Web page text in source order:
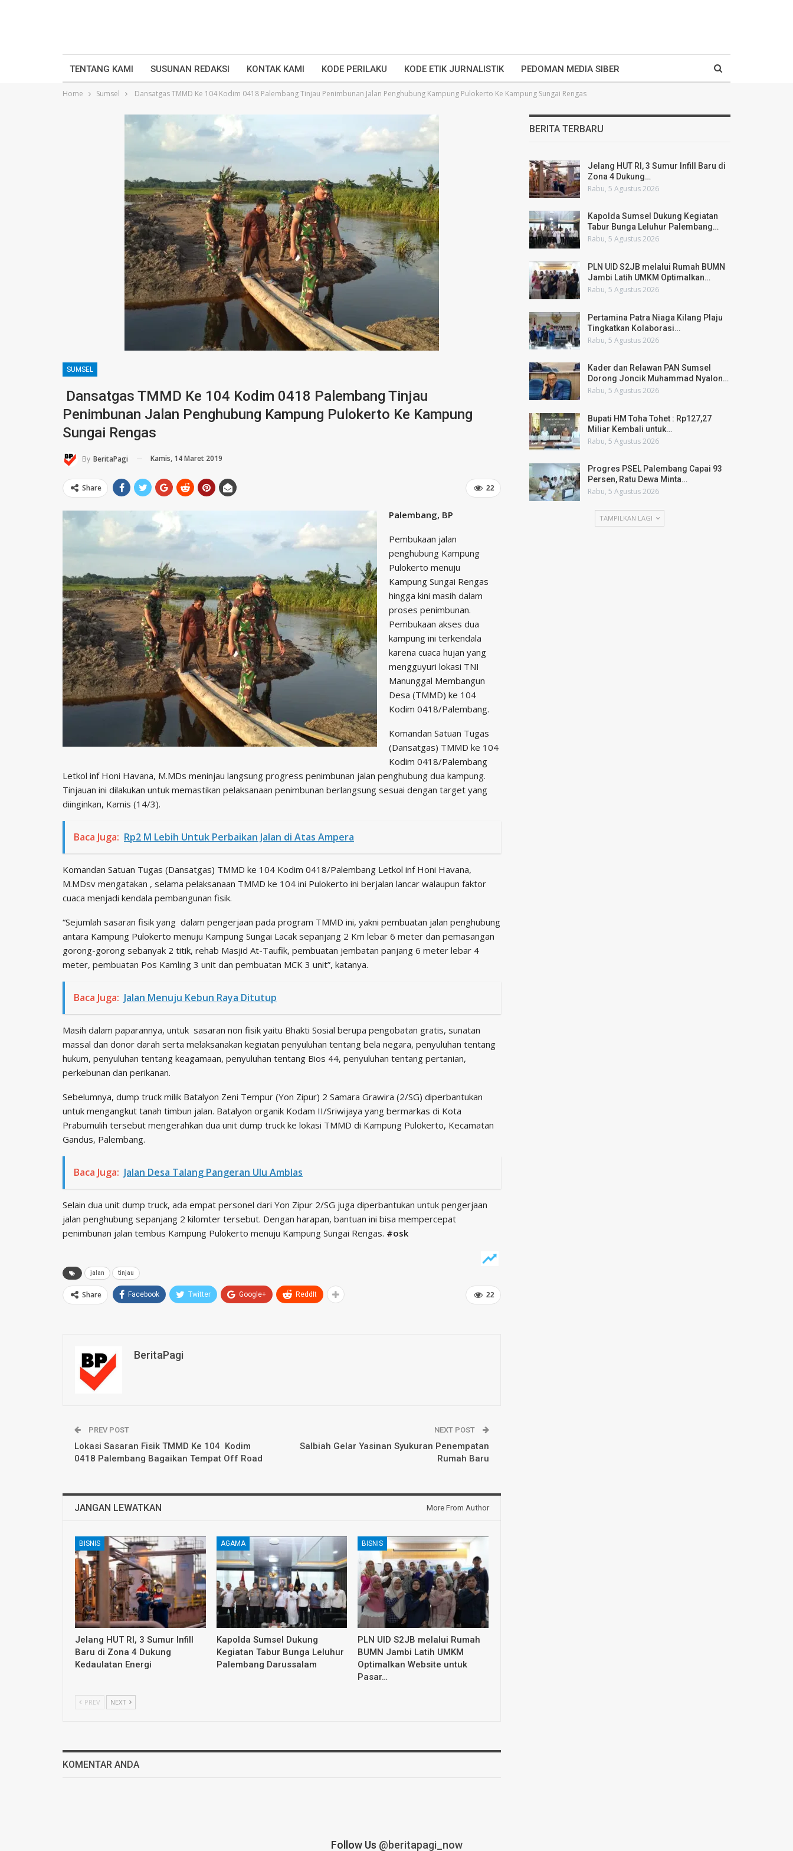
TENTANG KAMI SUSUNAN REDAKSI KONTAK KAMI KODE PERILAKU KODE ETIK JURNALISTIK PEDOMAN MEDIA SIBER
Home Sumsel Dansatgas TMMD Ke 104 Kodim 0418 Palembang Tinjau Penimbunan Jalan Penghubung Kampung Pulokerto Ke Kampung Sungai Rengas
SUMSEL
Dansatgas TMMD Ke 104 Kodim 0418 Palembang Tinjau
Penimbunan Jalan Penghubung Kampung Pulokerto Ke Kampung
Sungai Rengas
By BeritaPagi Kamis, 14 Maret 2019
22
Share
Palembang, BP
Pembukaan jalan
penghubung Kampung
Pulokerto menuju
Kampung Sungai Rengas
hingga kini masih dalam
proses penimbunan.
Pembukaan akses dua
kampung ini terkendala
karena cuaca hujan yang
mengguyuri lokasi TNI
Manunggal Membangun
Desa (TMMD) ke 104
Kodim 0418/Palembang.
Komandan Satuan Tugas
(Dansatgas) TMMD ke 104
Kodim 0418/Palembang
Letkol inf Honi Havana, M.MDs meninjau langsung progress penimbunan jalan penghubung dua kampung.
Tinjauan ini dilakukan untuk memastikan pelaksanaan penimbunan berlangsung sesuai dengan target yang
diinginkan, Kamis (14/3).
Baca Juga: Rp2 M Lebih Untuk Perbaikan Jalan di Atas Ampera
Komandan Satuan Tugas (Dansatgas) TMMD ke 104 Kodim 0418/Palembang Letkol inf Honi Havana,
M.MDsv mengatakan , selama pelaksanaan TMMD ke 104 ini Pulokerto ini berjalan lancar walaupun faktor
cuaca menjadi kendala pembangunan fisik.
“Sejumlah sasaran fisik yang dalam pengerjaan pada program TMMD ini, yakni pembuatan jalan penghubung
antara Kampung Pulokerto menuju Kampung Sungai Lacak sepanjang 2 Km lebar 6 meter dan pemasangan
gorong-gorong sebanyak 2 titik, rehab Masjid At-Taufik, pembuatan jembatan panjang 6 meter lebar 4
meter, pembuatan Pos Kamling 3 unit dan pembuatan MCK 3 unit”, katanya.
Baca Juga: Jalan Menuju Kebun Raya Ditutup
Masih dalam paparannya, untuk sasaran non fisik yaitu Bhakti Sosial berupa pengobatan gratis, sunatan
massal dan donor darah serta melaksanakan kegiatan penyuluhan tentang bela negara, penyuluhan tentang
hukum, penyuluhan tentang keagamaan, penyuluhan tentang Bios 44, penyuluhan tentang pertanian,
perkebunan dan perikanan.
Sebelumnya, dump truck milik Batalyon Zeni Tempur (Yon Zipur) 2 Samara Grawira (2/SG) diperbantukan
untuk mengangkut tanah timbun jalan. Batalyon organik Kodam II/Sriwijaya yang bermarkas di Kota
Prabumulih tersebut mengerahkan dua unit dump truck ke lokasi TMMD di Kampung Pulokerto, Kecamatan
Gandus, Palembang.
Baca Juga: Jalan Desa Talang Pangeran Ulu Amblas
Selain dua unit dump truck, ada empat personel dari Yon Zipur 2/SG juga diperbantukan untuk pengerjaan
jalan penghubung sepanjang 2 kilomter tersebut. Dengan harapan, bantuan ini bisa mempercepat
penimbunan jalan tembus Kampung Pulokerto menuju Kampung Sungai Rengas. #osk
jalan tinjau
22
Share Facebook Twitter Google+ ReddIt
BeritaPagi
PREV POST
Lokasi Sasaran Fisik TMMD Ke 104 Kodim
0418 Palembang Bagaikan Tempat Off Road
NEXT POST
Salbiah Gelar Yasinan Syukuran Penempatan
Rumah Baru
JANGAN LEWATKAN More From Author
BISNIS
Jelang HUT RI, 3 Sumur Infill
Baru di Zona 4 Dukung
Kedaulatan Energi
AGAMA
Kapolda Sumsel Dukung
Kegiatan Tabur Bunga Leluhur
Palembang Darussalam
BISNIS
PLN UID S2JB melalui Rumah
BUMN Jambi Latih UMKM
Optimalkan Website untuk
Pasar…
PREV NEXT
KOMENTAR ANDA
BERITA TERBARU
Jelang HUT RI, 3 Sumur Infill Baru di
Zona 4 Dukung…
Rabu, 5 Agustus 2026
Kapolda Sumsel Dukung Kegiatan
Tabur Bunga Leluhur Palembang…
Rabu, 5 Agustus 2026
PLN UID S2JB melalui Rumah BUMN
Jambi Latih UMKM Optimalkan…
Rabu, 5 Agustus 2026
Pertamina Patra Niaga Kilang Plaju
Tingkatkan Kolaborasi…
Rabu, 5 Agustus 2026
Kader dan Relawan PAN Sumsel
Dorong Joncik Muhammad Nyalon…
Rabu, 5 Agustus 2026
Bupati HM Toha Tohet : Rp127,27
Miliar Kembali untuk…
Rabu, 5 Agustus 2026
Progres PSEL Palembang Capai 93
Persen, Ratu Dewa Minta…
Rabu, 5 Agustus 2026
TAMPILKAN LAGI
Follow Us @beritapagi_now